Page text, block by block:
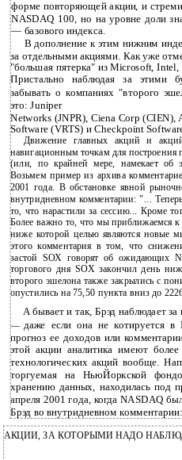
форме повторяющей акции, и
NASDAQ 100, но на уровне доли
— базового индекса.
В дополнение к этим нижним
за отдельными акциями. Как уже
"большая пятерка" из Microsoft,
Пристально наблюдая за этими
забывать о компаниях "второго
это: Juniper
Networks (JNPR), Ciena Corp
Software (VRTS) и Checkpoint
Движение главных акций и
навигационным точкам для построения
(или, по крайней мере, намекает об
Возьмем пример из архива
2001 года. В обстановке явной
внутридневном комментарии: "...
то, что нарастили за сессию... Кроме
Более важно то, что мы приближаемся к
ниже которой целью являются новые
этого комментария в том, что
застой SOX говорят об ожидающих
торгового дня SOX закончил день
второго эшелона также закрылись с
опустились на 75,50 пункта вниз до
Абывает и так, Брэд наблюдает за
— даже если она не котируется
прогноз ее доходов или
этой акции аналитика имеют
технологических акций вообще.
торгуемая на НьюЙоркской
хранению данных, находилась под
апреля 2001 года, когда NASDAQ
Брэд во внутридневном комментарии:
АКЦИИ, ЗА КОТОРЫМИ НАДО